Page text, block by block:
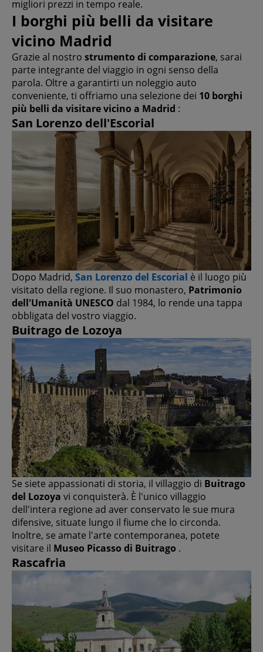
migliori prezzi in tempo reale.
I borghi più belli da visitare
vicino Madrid
Grazie al nostro strumento di comparazione, sarai
parte integrante del viaggio in ogni senso della
parola. Oltre a garantirti un noleggio auto
conveniente, ti offriamo una selezione dei 10 borghi
più belli da visitare vicino a Madrid :
San Lorenzo dell'Escorial
Dopo Madrid, San Lorenzo del Escorial è il luogo più
visitato della regione. Il suo monastero, Patrimonio
dell'Umanità UNESCO dal 1984, lo rende una tappa
obbligata del vostro viaggio.
Buitrago de Lozoya
Se siete appassionati di storia, il villaggio di Buitrago
del Lozoya vi conquisterà. È l'unico villaggio
dell'intera regione ad aver conservato le sue mura
difensive, situate lungo il fiume che lo circonda.
Inoltre, se amate l'arte contemporanea, potete
visitare il Museo Picasso di Buitrago .
Rascafria